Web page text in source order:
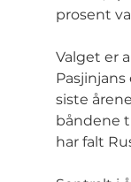
prosent
Valget er
siste
båndene
har falt